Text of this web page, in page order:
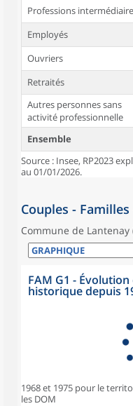
Professions
Employés
Ouvriers
Retraités
Autres personnes sans
activité professionnelle
Ensemble
Source : Insee, RP2023
au 01/01/2026.
Couples -
Commune de Lantenay
FAM G1 -
historique depuis
1968 et 1975 pour le
les DOM